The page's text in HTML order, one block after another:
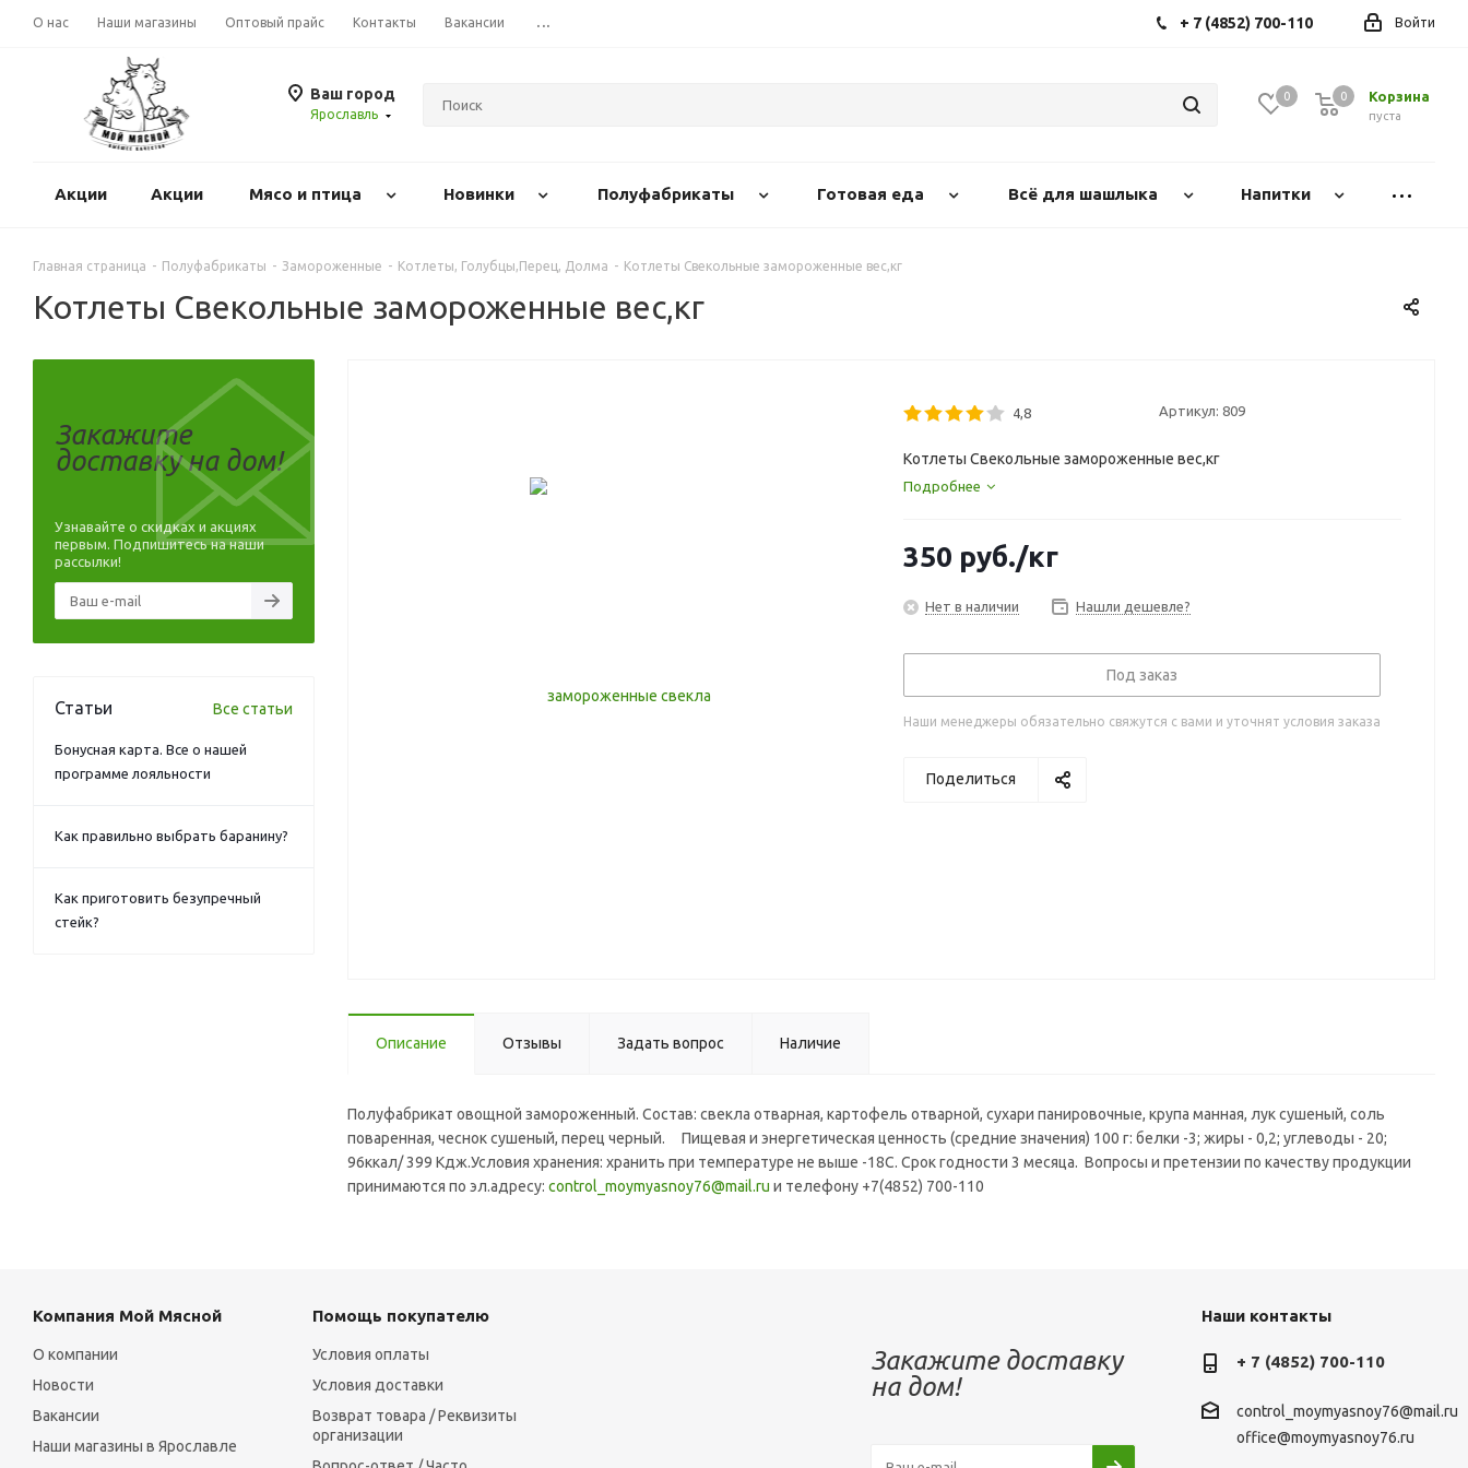
О нас Наши магазины Оптовый прайс Контакты Вакансии ... Войти
+ 7 (4852) 700-110
Ваш город
Ярославль
0 Корзина
0
пуста
0
Акции Акции Mясо и птица Новинки Полуфабрикаты Готовая еда Всё для шашлыка Напитки
Главная страница - Полуфабрикаты - Замороженные - Котлеты, Голубцы,Перец, Долма - Котлеты Свекольные замороженные вес,кг
Котлеты Свекольные замороженные вес,кг
4,8 Артикул: 809
Котлеты Свекольные замороженные вес,кг
Подробнее
350 руб./кг
Нет в наличии Нашли дешевле?
Под заказ
Наши менеджеры обязательно свяжутся с вами и уточнят условия заказа
Поделиться
Описание Отзывы Задать вопрос Наличие
Полуфабрикат овощной замороженный. Состав: свекла отварная, картофель отварной, сухари панировочные, крупа манная, лук сушеный, соль
поваренная, чеснок сушеный, перец черный. Пищевая и энергетическая ценность (средние значения) 100 г: белки -3; жиры - 0,2; углеводы - 20;
96ккал/ 399 Кдж.Условия хранения: хранить при температуре не выше -18C. Срок годности 3 месяца. Вопросы и претензии по качеству продукции
принимаются по эл.адресу: control_moymyasnoy76@mail.ru и телефону +7(4852) 700-110
Закажите
доставку на дом!
Узнавайте о скидках и акциях
первым. Подпишитесь на наши
рассылки!
Статьи Все статьи
Бонусная карта. Все о нашей
программе лояльности
Как правильно выбрать баранину?
Как приготовить безупречный
стейк?
Компания Мой Мясной
О компании
Новости
Вакансии
Наши магазины в Ярославле
Помощь покупателю
Условия оплаты
Условия доставки
Возврат товара / Реквизиты
организации
Закажите доставку
на дом!
Наши контакты
+ 7 (4852) 700-110
control_moymyasnoy76@mail.ru
office@moymyasnoy76.ru